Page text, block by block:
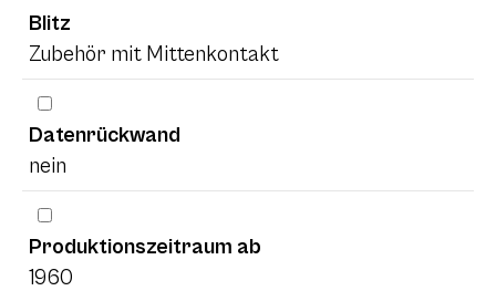
Blitz
Zubehör mit Mittenkontakt
Datenrückwand
nein
Produktionszeitraum ab
1960